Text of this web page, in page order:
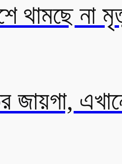
থামছে না
জায়গা,